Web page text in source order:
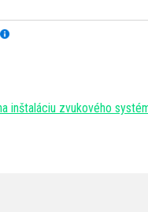
inštaláciu zvukového